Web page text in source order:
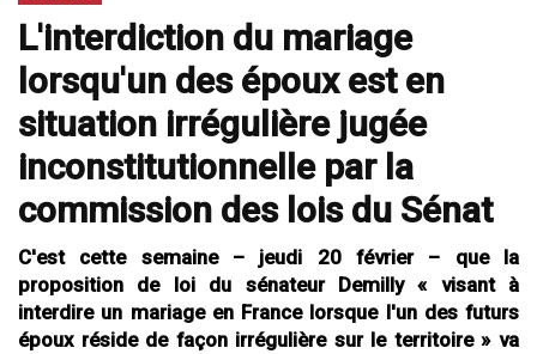
L'interdiction du mariage
lorsqu'un des époux est en
situation irrégulière jugée
inconstitutionnelle par la
commission des lois du Sénat
C'est cette semaine – jeudi 20 février – que la
proposition de loi du sénateur Demilly « visant à
interdire un mariage en France lorsque l'un des futurs
époux réside de façon irrégulière sur le territoire » va